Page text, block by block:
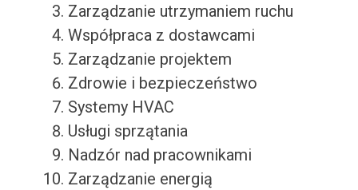
Zarządzanie utrzymaniem ruchu
Współpraca z dostawcami
Zarządzanie projektem
Zdrowie i bezpieczeństwo
Systemy HVAC
Usługi sprzątania
Nadzór nad pracownikami
Zarządzanie energią